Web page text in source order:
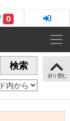
0
検索